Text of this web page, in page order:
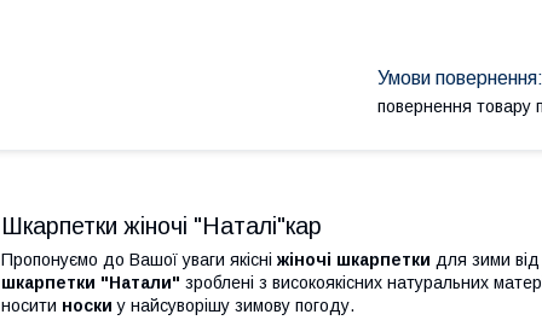
повернення товару
Шкарпетки жіночі "Наталі"кар
Пропонуємо до Вашої уваги якісні жіночі шкарпетки для зими
шкарпетки "Натали" зроблені з високоякісних натуральних
носити носки у найсуворішу зимову погоду.